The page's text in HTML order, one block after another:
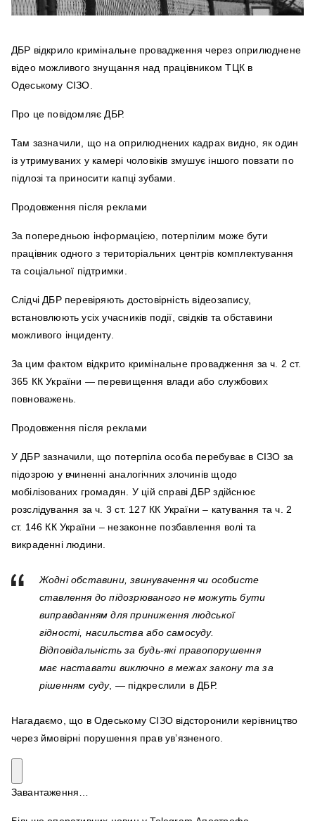
ДБР відкрило кримінальне провадження через оприлюднене
відео можливого знущання над працівником ТЦК в
Одеському СІЗО.
Про це повідомляє ДБР.
Там зазначили, що на оприлюднених кадрах видно, як один
із утримуваних у камері чоловіків змушує іншого повзати по
підлозі та приносити капці зубами.
Продовження після реклами
За попередньою інформацією, потерпілим може бути
працівник одного з територіальних центрів комплектування
та соціальної підтримки.
Слідчі ДБР перевіряють достовірність відеозапису,
встановлюють усіх учасників події, свідків та обставини
можливого інциденту.
За цим фактом відкрито кримінальне провадження за ч. 2 ст.
365 КК України — перевищення влади або службових
повноважень.
Продовження після реклами
У ДБР зазначили, що потерпіла особа перебуває в СІЗО за
підозрою у вчиненні аналогічних злочинів щодо
мобілізованих громадян. У цій справі ДБР здійснює
розслідування за ч. 3 ст. 127 КК України – катування та ч. 2
ст. 146 КК України – незаконне позбавлення волі та
викраденні людини.
Жодні обставини, звинувачення чи особисте
ставлення до підозрюваного не можуть бути
виправданням для приниження людської
гідності, насильства або самосуду.
Відповідальність за будь-які правопорушення
має наставати виключно в межах закону та за
рішенням суду, — підкреслили в ДБР.
Нагадаємо, що в Одеському СІЗО відсторонили керівництво
через ймовірні порушення прав ув’язненого.
Завантаження…